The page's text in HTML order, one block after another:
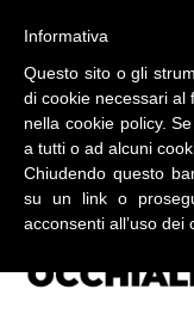
BLOG SU OCCHIALI DA
Informativa
Questo sito o gli
di cookie necessari al
nella cookie policy.
a tutti o ad alcuni
Chiudendo questo
su un link o
acconsenti all’uso dei